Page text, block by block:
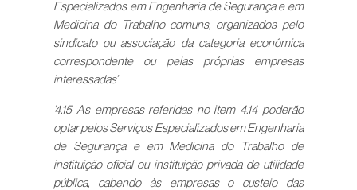
Especializados em Engenharia de Segurança e em
Medicina do Trabalho comuns, organizados pelo
sindicato ou associação da categoria econômica
correspondente ou pelas próprias empresas
interessadas’
‘4.15 As empresas referidas no item 4.14 poderão
optar pelos Serviços Especializados em Engenharia
de Segurança e em Medicina do Trabalho de
instituição oficial ou instituição privada de utilidade
pública, cabendo às empresas o custeio das